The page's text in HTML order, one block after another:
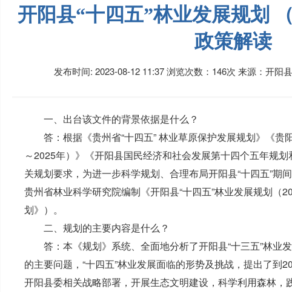
开阳县“十四五”林业发展规划
政策解读
发布时间: 2023-08-12 11:37浏览次数：146次 来源：开阳
一、出台该文件的背景依据是什么？
答：根据《贵州省“十四五” 林业草原保护发展规划》《贵
～2025年）》《开阳县国民经济和社会发展第十四个五年规
关规划要求，为进一步科学规划、合理布局开阳县“十四五”期
贵州省林业科学研究院编制《开阳县“十四五”林业发展规划
划》）。
二、规划的主要内容是什么？
答：本《规划》系统、全面地分析了开阳县“十三五”林业
的主要问题，“十四五”林业发展面临的形势及挑战，提出了到
开阳县委相关战略部署，开展生态文明建设，科学利用森林，